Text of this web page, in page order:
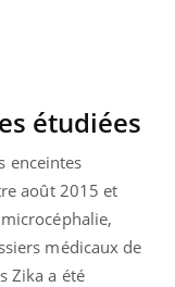
étudiées
enceintes
août 2015 et
médicaux de
Zika a été